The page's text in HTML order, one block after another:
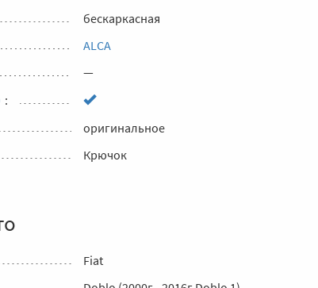
бескаркасная
ALCA
—
:
оригинальное
Крючок
Fiat